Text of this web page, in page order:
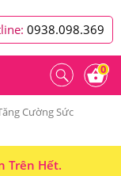
0938.098.369
0
Cường Sức
Trên Hết.